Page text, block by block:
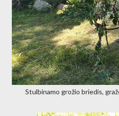
Stulbinamo grožio briedis,